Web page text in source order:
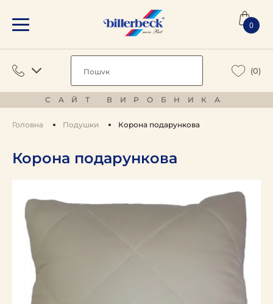
0
(0)
САЙТ ВИРОБНИКА
Головна Подушки Корона подарункова
Корона подарункова